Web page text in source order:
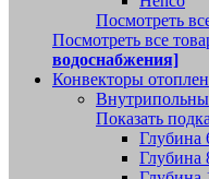
Посмотреть
Посмотреть все
водоснабжения]
Конвекторы
Показать
Глубина
Глубина